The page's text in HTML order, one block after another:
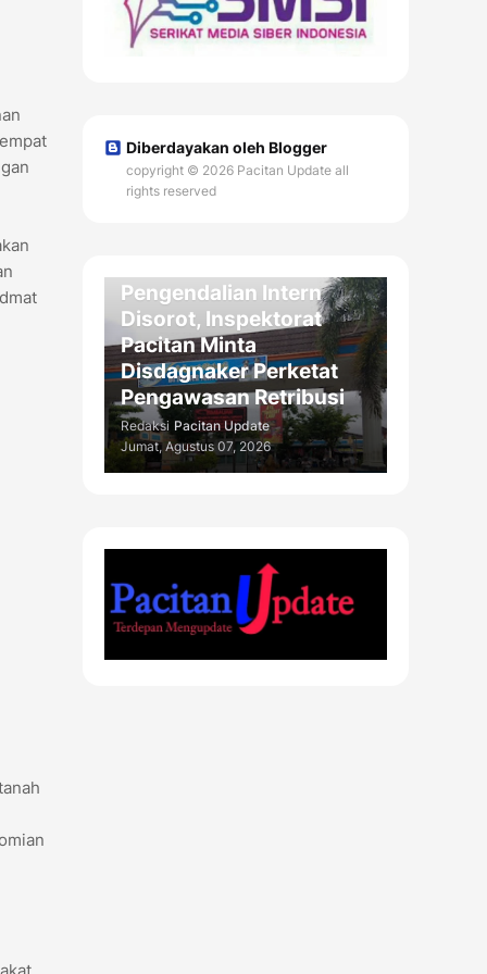
Diberdayakan oleh Blogger
copyright © 2026 Pacitan Update all
rights reserved
Pengendalian Intern
Disorot, Inspektorat
Pacitan Minta
Disdagnaker Perketat
Pengawasan Retribusi
Redaksi Pacitan Update
Jumat, Agustus 07, 2026